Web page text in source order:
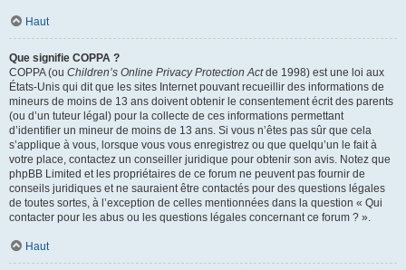
Haut
Que signifie COPPA ?
COPPA (ou Children’s Online Privacy Protection Actde 1998) est une loi aux
États-Unis qui dit que les sites Internet pouvant recueillir des informations de
mineurs de moins de 13 ans doivent obtenir le consentement écrit des parents
(ou d’un tuteur légal) pour la collecte de ces informations permettant
d’identifier un mineur de moins de 13 ans. Si vous n’êtes pas sûr que cela
s’applique à vous, lorsque vous vous enregistrez ou que quelqu’un le fait à
votre place, contactez un conseiller juridique pour obtenir son avis. Notez que
phpBB Limited et les propriétaires de ce forum ne peuvent pas fournir de
conseils juridiques et ne sauraient être contactés pour des questions légales
de toutes sortes, à l’exception de celles mentionnées dans la question « Qui
contacter pour les abus ou les questions légales concernant ce forum ? ».
Haut